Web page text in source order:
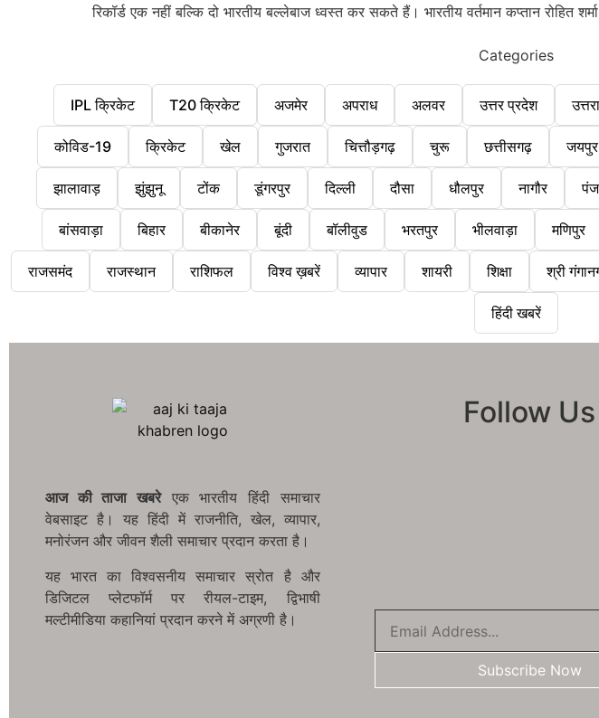
रिकॉर्ड एक नहीं बल्कि दो भारतीय बल्लेबाज ध्वस्त कर सकते हैं। भारतीय वर्तमान कप्तान रोहित
Categories
IPL क्रिकेट T20 क्रिकेट अजमेर अपराध अलवर उत्तर प्रदेश
कोविड-19 क्रिकेट खेल गुजरात चित्तौड़गढ़ चुरू छत्तीसगढ़ जयपुर
झालावाड़ झुंझुनू टोंक डूंगरपुर दिल्ली दौसा धौलपुर नागौर
बांसवाड़ा बिहार बीकानेर बूंदी बॉलीवुड भरतपुर भीलवाड़ा मणिपुर
राजसमंद राजस्थान राशिफल विश्व ख़बरें व्यापार शायरी शिक्षा श्री
हिंदी खबरें
आज की ताजा खबरेएक भारतीय हिंदी समाचार
वेबसाइट है। यह हिंदी में राजनीति, खेल, व्यापार,
मनोरंजन और जीवन शैली समाचार प्रदान करता है।
यह भारत का विश्वसनीय समाचार स्रोत है और
डिजिटल प्लेटफॉर्म पर रीयल-टाइम, द्विभाषी
मल्टीमीडिया कहानियां प्रदान करने में अग्रणी है।
Follow Us
Subscribe Now